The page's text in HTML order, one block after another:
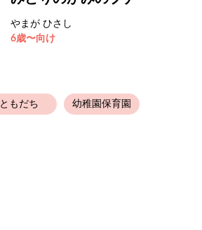
やまが ひさし
6歳〜向け
ともだち 幼稚園保育園